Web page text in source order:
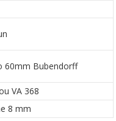
60mm Bubendorff
VA 368
8 mm